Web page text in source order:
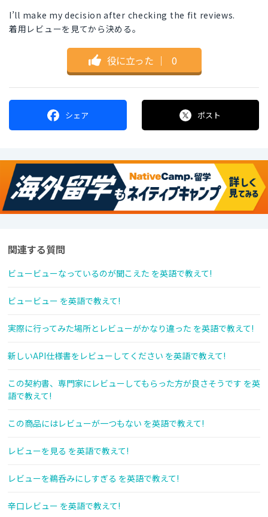
I’ll make my decision after checking the fit reviews.
着用レビューを見てから決める。
役に立った ｜ 0
シェア ポスト
関連する質問
ビュービューなっているのが聞こえた を英語で教えて!
ビュービュー を英語で教えて!
実際に行ってみた場所とレビューがかなり違った を英語で教えて!
新しいAPI仕様書をレビューしてください を英語で教えて!
この契約書、専門家にレビューしてもらった方が良さそうです を英
語で教えて!
この商品にはレビューが一つもない を英語で教えて!
レビューを見る を英語で教えて!
レビューを鵜呑みにしすぎる を英語で教えて!
辛口レビュー を英語で教えて!